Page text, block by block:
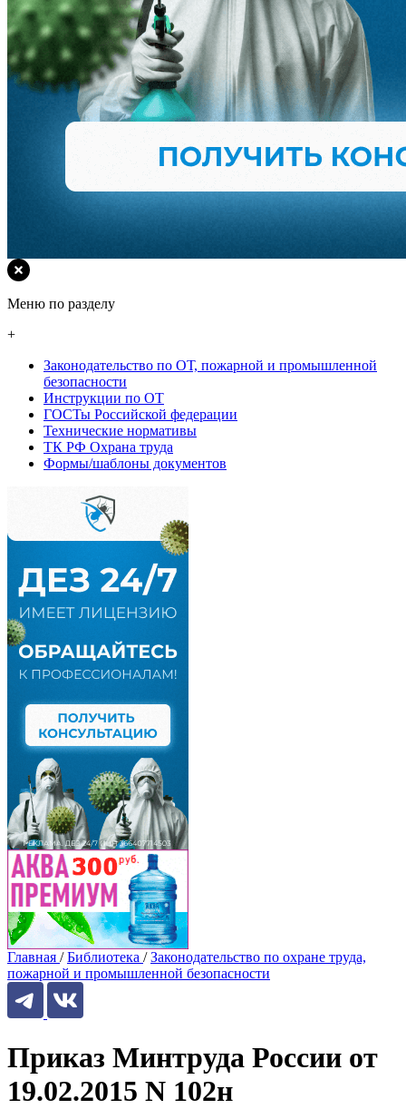
Меню по разделу
+
Законодательство по ОТ, пожарной и промышленной
безопасности
Инструкции по ОТ
ГОСТы Российской федерации
Технические нормативы
ТК РФ Охрана труда
Формы/шаблоны документов
Главная / Библиотека / Законодательство по охране труда,
пожарной и промышленной безопасности
Приказ Минтруда России от
19.02.2015 N 102н